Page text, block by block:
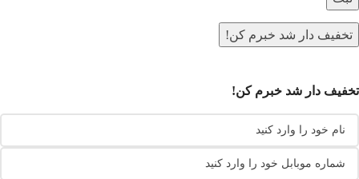
تخفیف دار شد خبرم کن!
تخفیف دار شد خبرم کن!